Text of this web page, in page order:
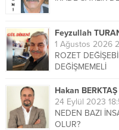
Feyzullah
1 Ağustos 2026
ROZET
DEĞİŞMEMELİ
Hakan BERKTAŞ
24 Eylül 2023
NEDEN BAZI
OLUR?